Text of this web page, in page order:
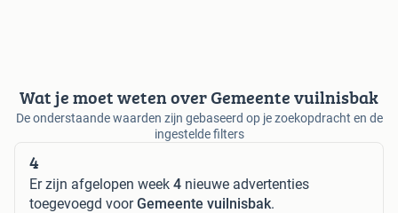
Wat je moet weten over Gemeente vuilnisbak
De onderstaande waarden zijn gebaseerd op je zoekopdracht en de
ingestelde filters
4
Er zijn afgelopen week 4 nieuwe advertenties
toegevoegd voorGemeente vuilnisbak.